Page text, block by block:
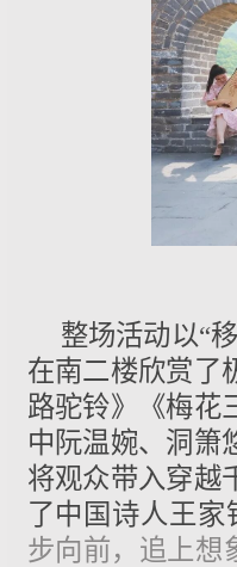
整场活动以“
在南二楼欣赏了
路驼铃》《梅花
中阮温婉、洞箫
将观众带入穿越
了中国诗人王家
步向前，追上想